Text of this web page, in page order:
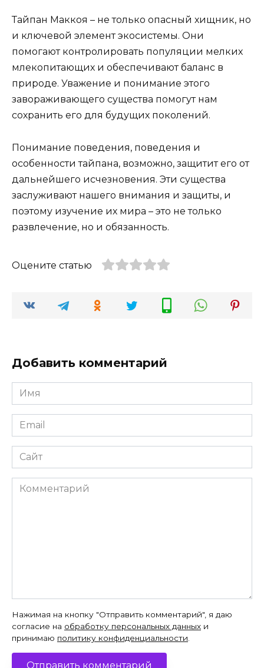
Тайпан Маккоя – не только опасный хищник, но
и ключевой элемент экосистемы. Они
помогают контролировать популяции мелких
млекопитающих и обеспечивают баланс в
природе. Уважение и понимание этого
завораживающего существа помогут нам
сохранить его для будущих поколений.
Понимание поведения, поведения и
особенности тайпана, возможно, защитит его от
дальнейшего исчезновения. Эти существа
заслуживают нашего внимания и защиты, и
поэтому изучение их мира – это не только
развлечение, но и обязанность.
Оцените статью
Добавить комментарий
Имя
*
Email
*
Сайт
Комментарий
Нажимая на кнопку "Отправить комментарий", я даю
согласие на обработку персональных данных и
принимаю политику конфиденциальности